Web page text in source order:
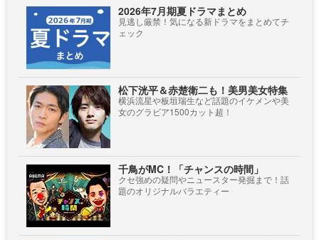
2026年7月期夏ドラマまとめ
見逃し厳禁！気になる新ドラマをまとめてチ
ェック
松下洸平＆赤楚衛二も！美男美女特集
横浜流星や板垣瑞生など話題のイケメンや美
女のグラビア1500カット超！
千鳥がMC！「チャンスの時間」
クセ強めの疑問やニュースター発掘まで！話
題のオリジナルバラエティー